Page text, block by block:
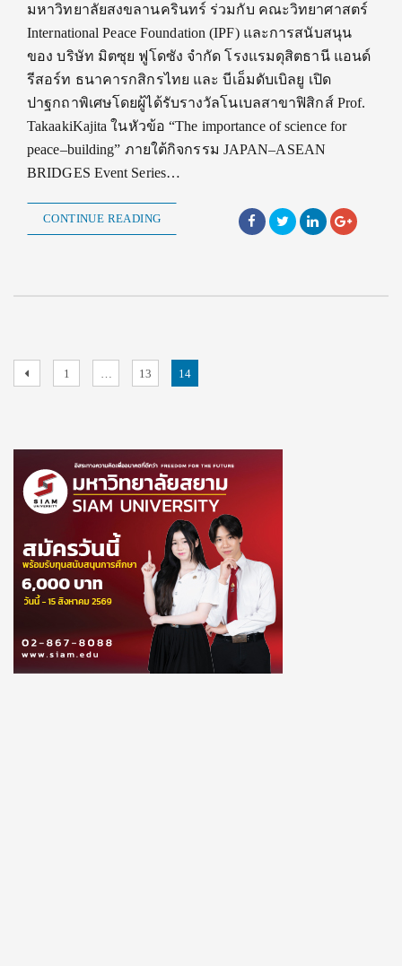
มหาวิทยาลัยสงขลานครินทร์ ร่วมกับ คณะวิทยาศาสตร์
International Peace Foundation (IPF) และการสนับสนุน
ของ บริษัท มิตซุย ฟูโดซัง จำกัด โรงแรมดุสิตธานี แอนด์
รีสอร์ท ธนาคารกสิกรไทย และ บีเอ็มดับเบิลยู เปิด
ปาฐกถาพิเศษโดยผู้ได้รับรางวัลโนเบลสาขาฟิสิกส์ Prof.
TakaakiKajita ในหัวข้อ “The importance of science for
peace–building” ภายใต้กิจกรรม JAPAN–ASEAN
BRIDGES Event Series…
CONTINUE READING
Posts
PreviousPage
1 Page
13 Page
14